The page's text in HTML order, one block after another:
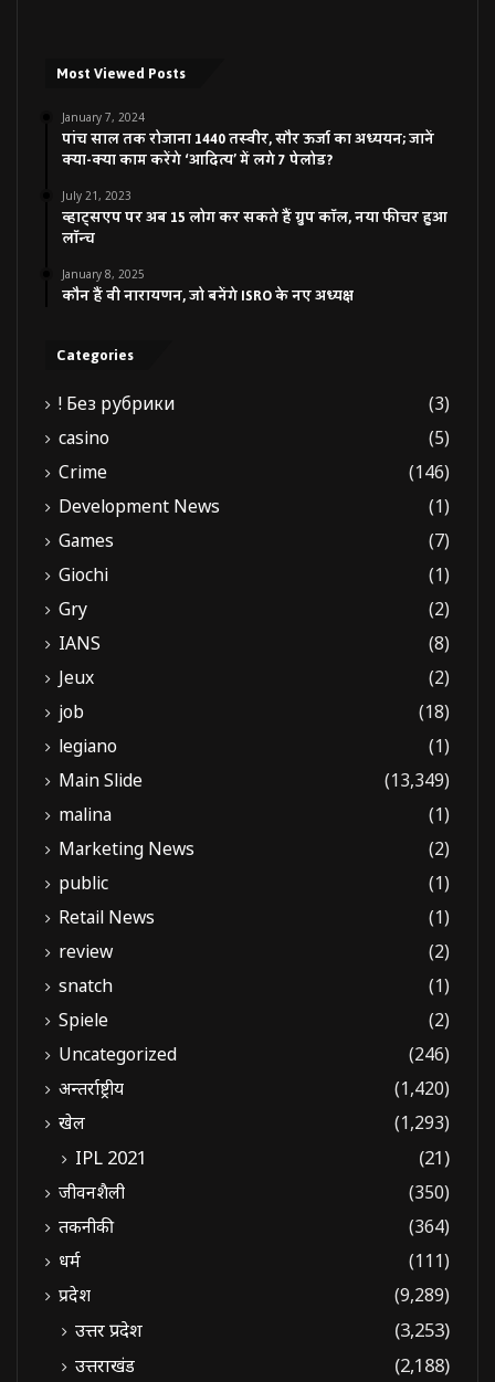
Most Viewed Posts
January 7, 2024
पांच साल तक रोजाना 1440 तस्वीर, सौर ऊर्जा का अध्ययन; जानें
क्या-क्या काम करेंगे ‘आदित्य’ में लगे 7 पेलोड?
July 21, 2023
व्हाट्सएप पर अब 15 लोग कर सकते हैं ग्रुप कॉल, नया फीचर हुआ
लॉन्च
January 8, 2025
कौन हैं वी नारायणन, जो बनेंगे ISRO के नए अध्यक्ष
Categories
! Без рубрики
(3)
casino
(5)
Crime
(146)
Development News
(1)
Games
(7)
Giochi
(1)
Gry
(2)
IANS
(8)
Jeux
(2)
job
(18)
legiano
(1)
Main Slide
(13,349)
malina
(1)
Marketing News
(2)
public
(1)
Retail News
(1)
review
(2)
snatch
(1)
Spiele
(2)
Uncategorized
(246)
अन्तर्राष्ट्रीय
(1,420)
खेल
(1,293)
IPL 2021 (21)
जीवनशैली
(350)
तकनीकी
(364)
धर्म
(111)
प्रदेश
(9,289)
उत्तर प्रदेश
(3,253)
उत्तराखंड
(2,188)